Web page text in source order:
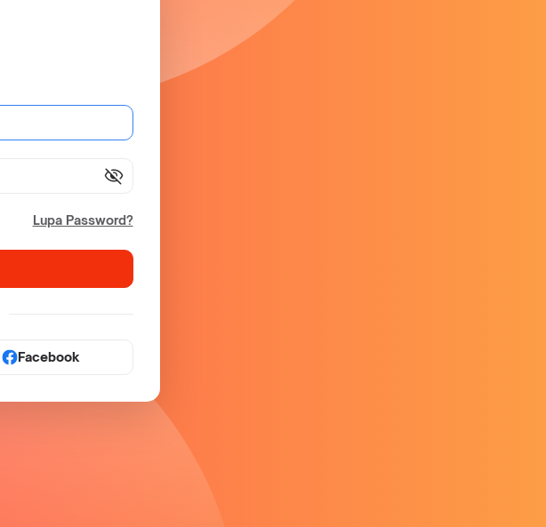
visibility_off
Lupa Password?
Facebook